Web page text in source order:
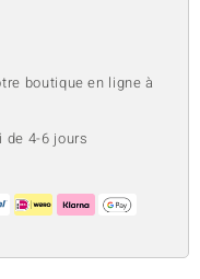
boutique en ligne à
de 4-6 jours